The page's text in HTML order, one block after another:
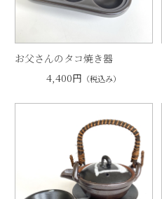
お父さんのタコ焼き器
4,400円 （税込み）